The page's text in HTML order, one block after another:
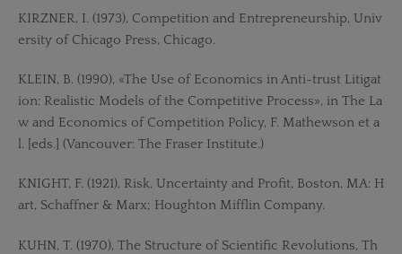
KIRZNER, I. (1973), Competition and Entrepreneurship, Univ
ersity of Chicago Press, Chicago.
KLEIN, B. (1990), «The Use of Economics in Anti-trust Litigat
ion: Realistic Models of the Competitive Process», in The La
w and Economics of Competition Policy, F. Mathewson et a
l. [eds.] (Vancouver: The Fraser Institute.)
KNIGHT, F. (1921), Risk, Uncertainty and Profit, Boston, MA: H
art, Schaffner & Marx; Houghton Mifflin Company.
KUHN, T. (1970), The Structure of Scientific Revolutions, Th